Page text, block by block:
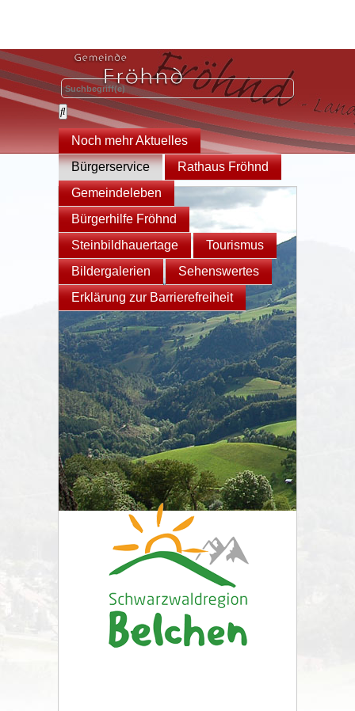
Noch mehr Aktuelles
Bürgerservice
Rathaus Fröhnd
Gemeindeleben
Bürgerhilfe Fröhnd
Steinbildhauertage
Tourismus
Bildergalerien
Sehenswertes
Erklärung zur Barrierefreiheit